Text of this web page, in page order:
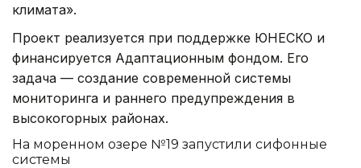
климата».
Проект реализуется при поддержке ЮНЕСКО и
финансируется Адаптационным фондом. Его
задача — создание современной системы
мониторинга и раннего предупреждения в
высокогорных районах.
На моренном озере №19 запустили сифонные
системы